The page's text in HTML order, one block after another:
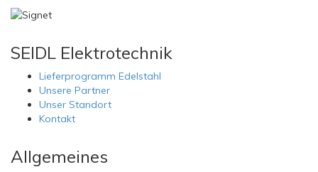
SEIDL Elektrotechnik
Lieferprogramm Edelstahl
Unsere Partner
Unser Standort
Kontakt
Allgemeines